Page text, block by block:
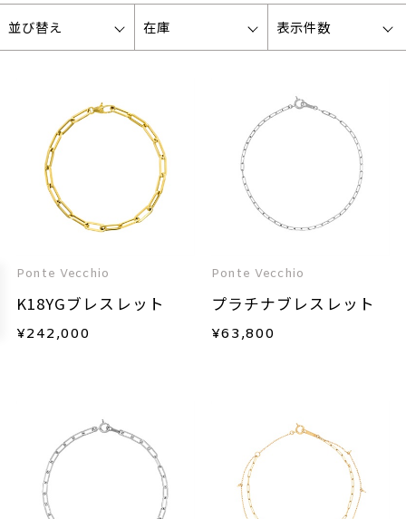
並び替え 在庫 表示件数
Ponte Vecchio
K18YGブレスレット
¥242,000
Ponte Vecchio
プラチナブレスレット
¥63,800